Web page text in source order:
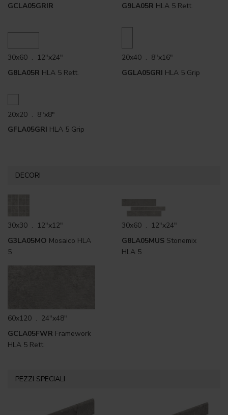
GCLA05GRIR
G9LA05R HLA 5 Rett.
30x60 . 12"x24"
G8LA05R HLA 5 Rett.
20x40 . 8"x16"
GGLA05GRI HLA 5 Grip
20x20 . 8"x8"
GFLA05GRI HLA 5 Grip
DECORI
30x30 . 12"x12"
G3LA05MO Mosaico HLA
5
30x60 . 12"x24"
G8LA05MUS Stonemix
HLA 5
60x120 . 24"x48"
GCLA05FWR Framework
HLA 5 Rett.
PEZZI SPECIALI